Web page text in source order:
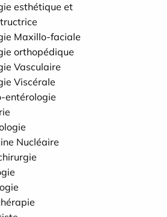
esthétique et
Maxillo-faciale
orthopédique
Vasculaire
Viscérale
entérologie
Nucléaire